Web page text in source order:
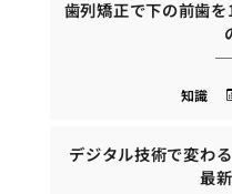
歯列矯正で下の前歯
知識
デジタル技術で変わ
最